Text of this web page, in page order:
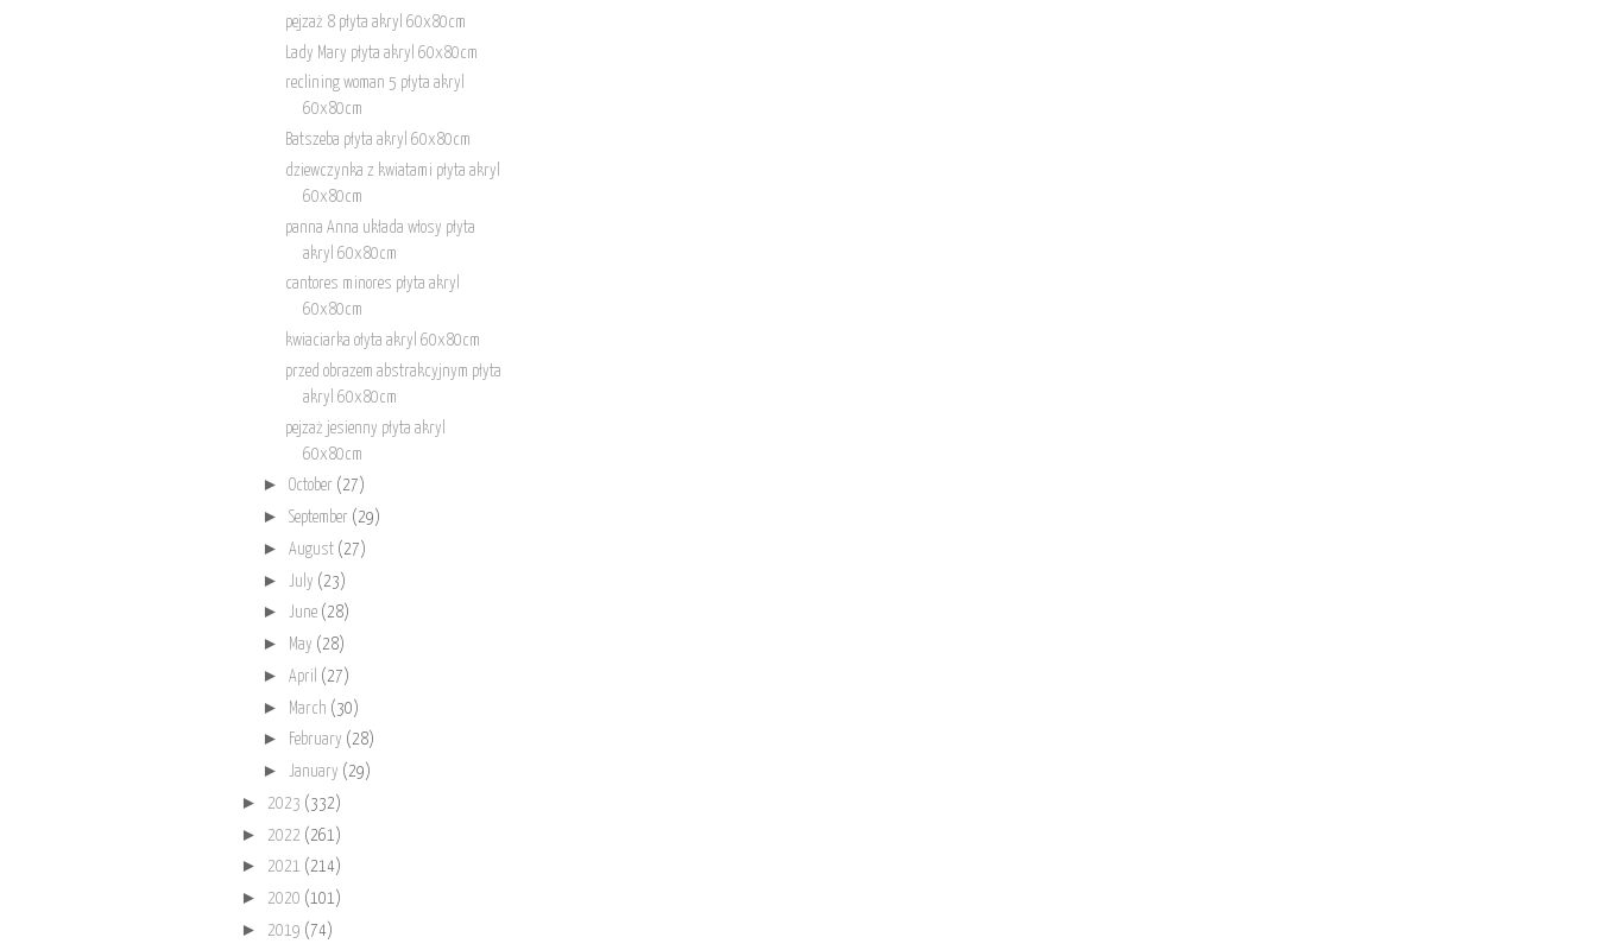
pejzaż 8 płyta akryl 60x80cm
Lady Mary płyta akryl 60x80cm
reclining woman 5 płyta akryl
60x80cm
Batszeba płyta akryl 60x80cm
dziewczynka z kwiatami płyta akryl
60x80cm
panna Anna układa włosy płyta
akryl 60x80cm
cantores minores płyta akryl
60x80cm
kwiaciarka ołyta akryl 60x80cm
przed obrazem abstrakcyjnym płyta
akryl 60x80cm
pejzaż jesienny płyta akryl
60x80cm
► October (27)
► September (29)
► August (27)
► July (23)
► June (28)
► May (28)
► April (27)
► March (30)
► February (28)
► January (29)
► 2023 (332)
► 2022 (261)
► 2021 (214)
► 2020 (101)
► 2019 (74)